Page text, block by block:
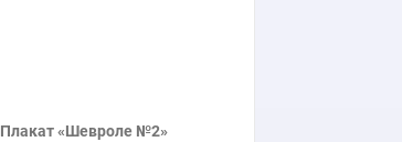
Плакат «Шевроле №2»